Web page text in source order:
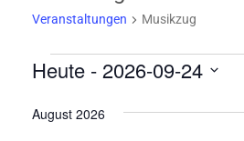
Veranstaltungen Musikzug
Veranstaltungen
Heute - 2026-09-24
wählen.
August 2026